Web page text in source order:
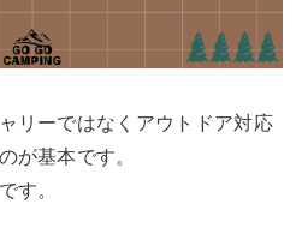
リーではなくアウトドア対応
が基本です。
す。